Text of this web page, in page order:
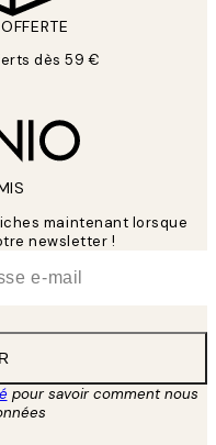
dès 59 €
maintenant lorsque
newsletter !
pour savoir comment nous